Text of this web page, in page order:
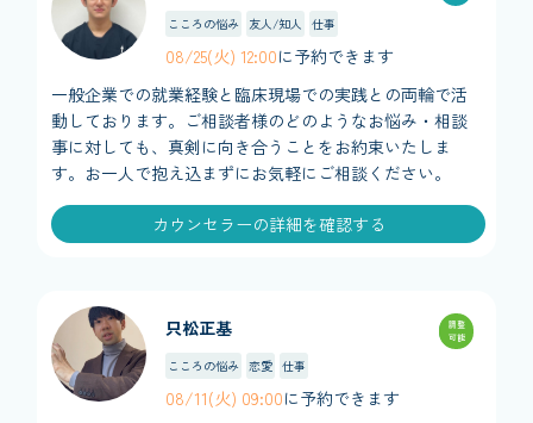
こころの悩み 友人/知人 仕事
08/25(火) 12:00に予約できます
一般企業での就業経験と臨床現場での実践との両輪で活
動しております。ご相談者様のどのようなお悩み・相談
事に対しても、真剣に向き合うことをお約束いたしま
す。お一人で抱え込まずにお気軽にご相談ください。
カウンセラーの詳細を確認する
只松正基
こころの悩み 恋愛 仕事
08/11(火) 09:00に予約できます
調整
可能